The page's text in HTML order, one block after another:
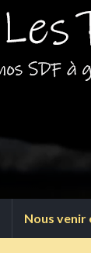
Nous venir